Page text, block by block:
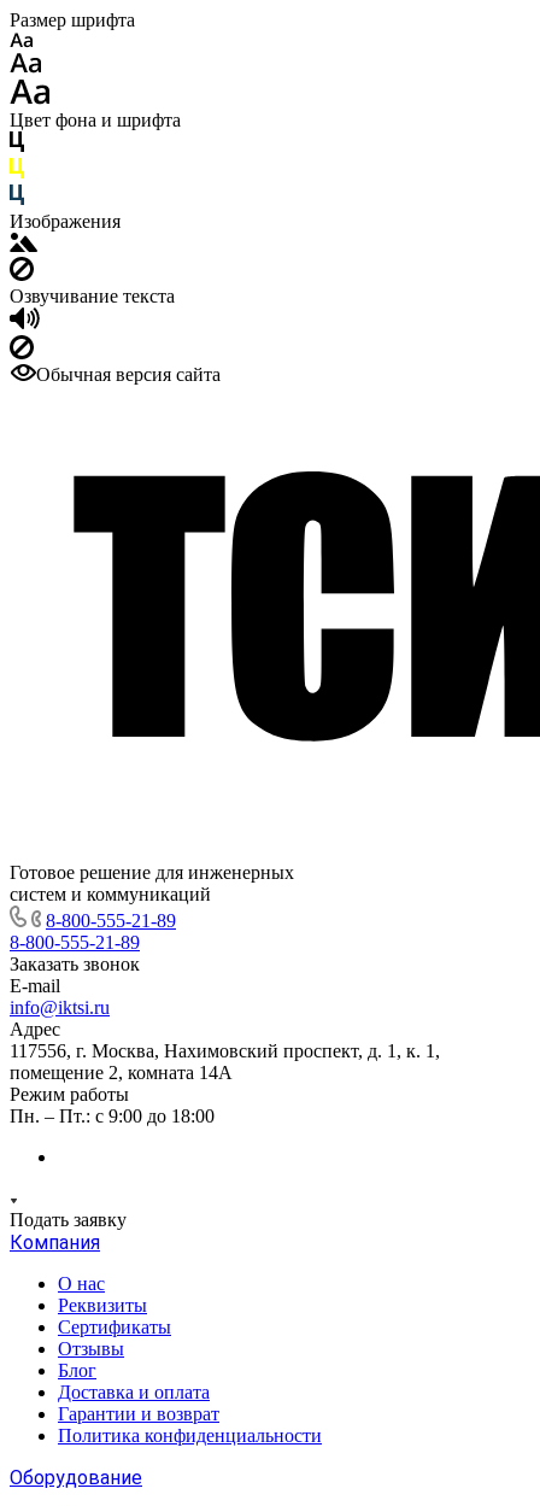
Размер шрифта
Цвет фона и шрифта
Изображения
Озвучивание текста
Обычная версия сайта
Готовое решение для инженерных
систем и коммуникаций
8-800-555-21-89
8-800-555-21-89
Заказать звонок
E-mail
info@iktsi.ru
Адрес
117556, г. Москва, Нахимовский проспект, д. 1, к. 1,
помещение 2, комната 14А
Режим работы
Пн. – Пт.: с 9:00 до 18:00
Подать заявку
Компания
О нас
Реквизиты
Сертификаты
Отзывы
Блог
Доставка и оплата
Гарантии и возврат
Политика конфиденциальности
Оборудование